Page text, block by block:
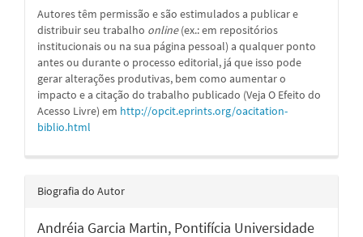
Autores têm permissão e são estimulados a publicar e
distribuir seu trabalho online(ex.: em repositórios
institucionais ou na sua página pessoal) a qualquer ponto
antes ou durante o processo editorial, já que isso pode
gerar alterações produtivas, bem como aumentar o
impacto e a citação do trabalho publicado (Veja O Efeito do
Acesso Livre) em http://opcit.eprints.org/oacitation-
biblio.html
Biografia do Autor
Andréia Garcia Martin, Pontifícia Universidade